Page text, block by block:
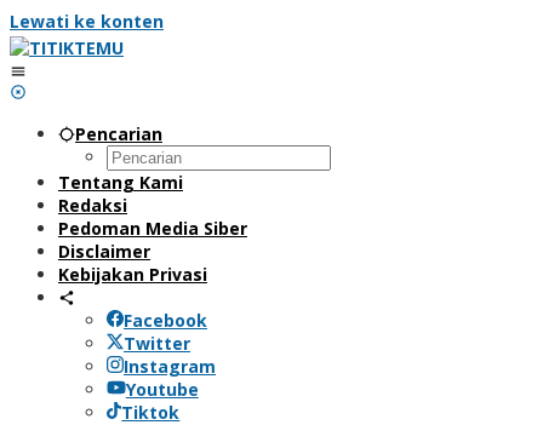
Lewati ke konten
Pencarian
Tentang Kami
Redaksi
Pedoman Media Siber
Disclaimer
Kebijakan Privasi
Facebook
Twitter
Instagram
Youtube
Tiktok